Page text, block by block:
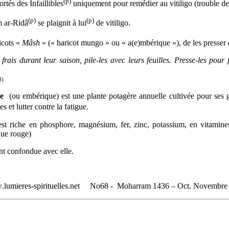
des Infaillibles uniquement pour remédier au vitiligo (trouble
ar-Ridâ(p) se plaignit à lui(p) de vitiligo.
« Mâsh » (« haricot mungo » ou « a(e)mbérique »), de les presser
frais durant leur saison, pile-les avec leurs feuilles. Presse-les
(ou embérique) est une plante potagère annuelle cultivée pour
et lutter contre la fatigue.
riche en phosphore, magnésium, fer, zinc, potassium, en
rouge)
confondue avec elle.
.lumieres-spirituelles.net No68 - Moharram 1436 – Oct. Novembre